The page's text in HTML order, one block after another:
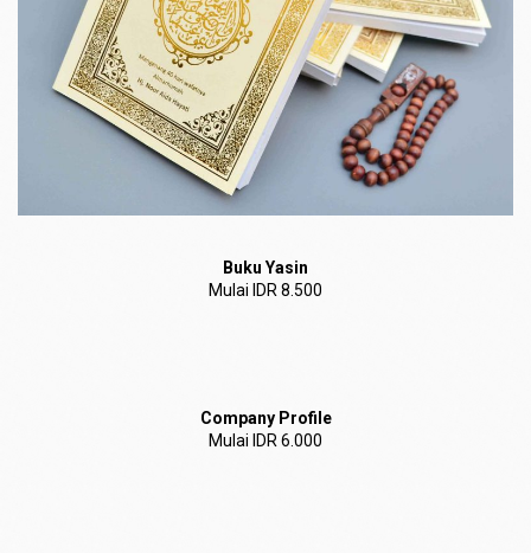
Buku Yasin
Mulai IDR 8.500
Company Profile
Mulai IDR 6.000